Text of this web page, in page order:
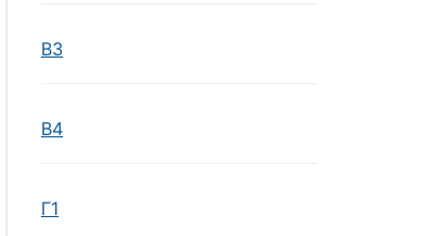
Β3
Β4
Γ1